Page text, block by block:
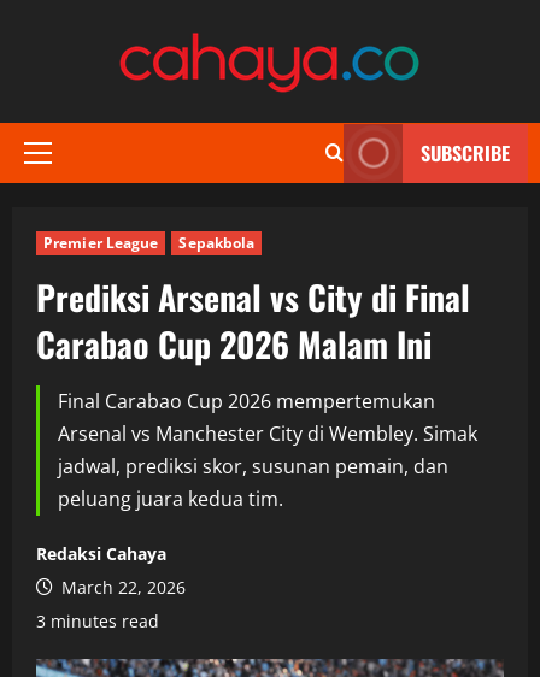
Primary
SUBSCRIBE
Premier League Sepakbola
Prediksi Arsenal vs City di Final
Carabao Cup 2026 Malam Ini
Final Carabao Cup 2026 mempertemukan
Arsenal vs Manchester City di Wembley. Simak
jadwal, prediksi skor, susunan pemain, dan
peluang juara kedua tim.
Redaksi Cahaya
March 22, 2026
3 minutes read